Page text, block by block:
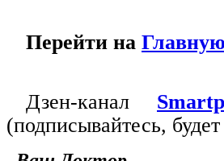
Перейти на Главную
Дзен-канал
(подписывайтесь,